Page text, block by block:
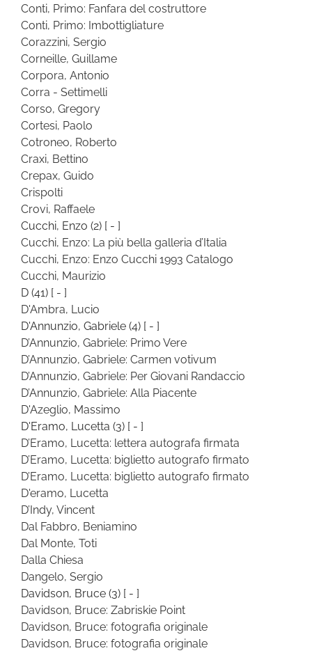
Conti, Primo: Fanfara del costruttore
Conti, Primo: Imbottigliature
Corazzini, Sergio
Corneille, Guillame
Corpora, Antonio
Corra - Settimelli
Corso, Gregory
Cortesi, Paolo
Cotroneo, Roberto
Craxi, Bettino
Crepax, Guido
Crispolti
Crovi, Raffaele
Cucchi, Enzo (2) [ - ]
Cucchi, Enzo: La più bella galleria d’Italia
Cucchi, Enzo: Enzo Cucchi 1993 Catalogo
Cucchi, Maurizio
D (41) [ - ]
D'Ambra, Lucio
D'Annunzio, Gabriele (4) [ - ]
D’Annunzio, Gabriele: Primo Vere
D’Annunzio, Gabriele: Carmen votivum
D’Annunzio, Gabriele: Per Giovani Randaccio
D’Annunzio, Gabriele: Alla Piacente
D'Azeglio, Massimo
D'Eramo, Lucetta (3) [ - ]
D’Eramo, Lucetta: lettera autografa firmata
D’Eramo, Lucetta: biglietto autografo firmato
D’Eramo, Lucetta: biglietto autografo firmato
D'eramo, Lucetta
D’Indy, Vincent
Dal Fabbro, Beniamino
Dal Monte, Toti
Dalla Chiesa
Dangelo, Sergio
Davidson, Bruce (3) [ - ]
Davidson, Bruce: Zabriskie Point
Davidson, Bruce: fotografia originale
Davidson, Bruce: fotografia originale